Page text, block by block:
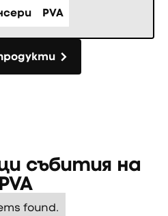
PVA
събития на
PVA
found.